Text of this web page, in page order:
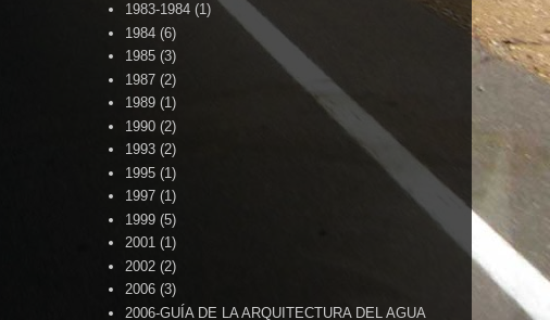
1983-1984 (1)
1984 (6)
1985 (3)
1987 (2)
1989 (1)
1990 (2)
1993 (2)
1995 (1)
1997 (1)
1999 (5)
2001 (1)
2002 (2)
2006 (3)
2006-GUÍA DE LA ARQUITECTURA DEL AGUA